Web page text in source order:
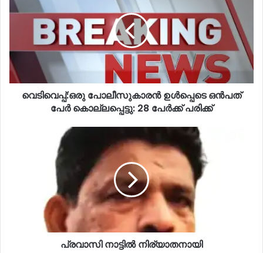
വെടിവെപ്പ്:ഒരു പോലീസുകാരൻ ഉൾപ്പെടെ ഒൻപത്
പേർ കൊല്ലപ്പെട്ടു: 28 പേർക്ക് പരിക്ക്
പ്രവാസി നാട്ടിൽ നിര്യാതനായി